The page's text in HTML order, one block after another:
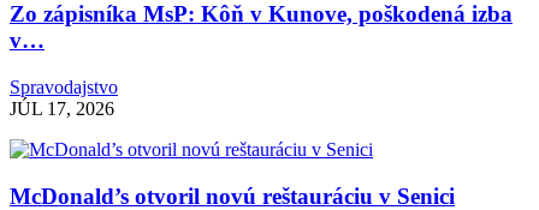
Zo zápisníka MsP: Kôň v Kunove, poškodená izba
v…
Spravodajstvo
JÚL 17, 2026
McDonald’s otvoril novú reštauráciu v Senici